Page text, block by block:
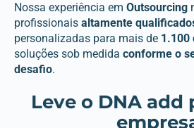
Nossa experiência em Outsourcing
profissionais altamente
personalizadas para mais de 1.100
soluções sob medida conforme o
desafio.
Leve o DNA add